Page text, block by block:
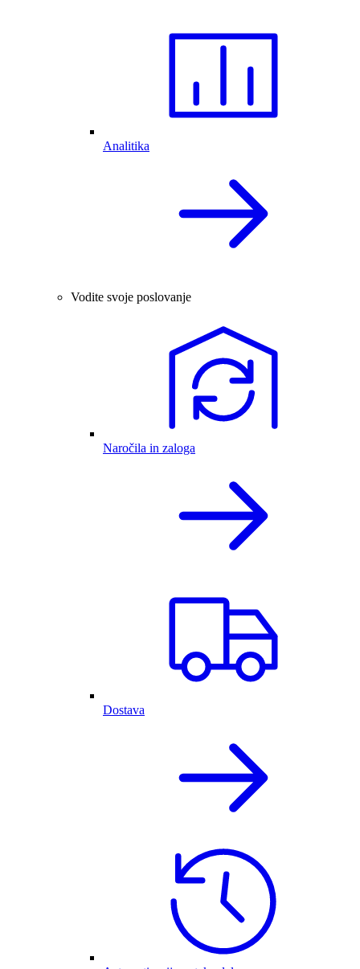
Analitika
Vodite svoje poslovanje
Naročila in zaloga
Dostava